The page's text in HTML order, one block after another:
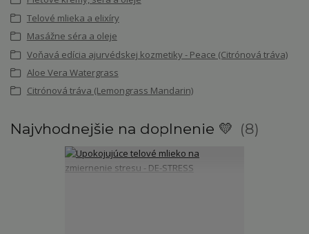
Telové mlieka a elixíry
Masážne séra a oleje
Voňavá edícia ajurvédskej kozmetiky - Peace (Citrónová tráva)
Aloe Vera Watergrass
Citrónová tráva (Lemongrass Mandarin)
Najvhodnejšie na doplnenie 💛 8